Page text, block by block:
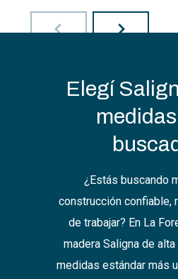
Listones para armar
metal desplegado y yeso.
Elegí
¿Estás buscando
construcción confiable,
de trabajar? En La
madera Saligna de
medidas estándar más